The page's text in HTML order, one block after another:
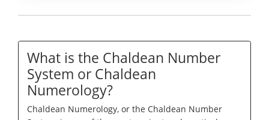
What is the Chaldean Number
System or Chaldean
Numerology?
Chaldean Numerology, or the Chaldean Number